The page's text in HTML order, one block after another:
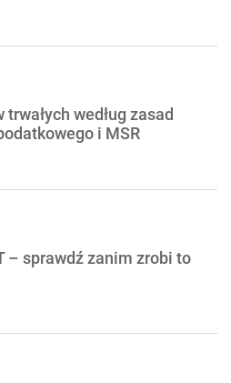
według zasad
i MSR
– sprawdź zanim zrobi to